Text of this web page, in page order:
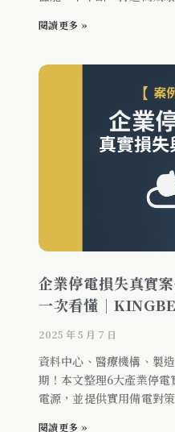
閱讀更多 »
企業停電損失真實
一次看懂｜
2025 年 5 月 7 日
資料中心、醫療機構、製
期！本文整理6大產業停
電源，並提供實用備電對
閱讀更多 »